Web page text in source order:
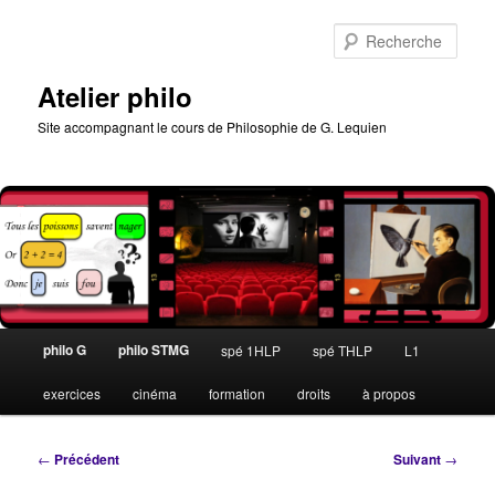
Atelier philo
Site accompagnant le cours de Philosophie de G. Lequien
principal
philo G philo STMG spé 1HLP spé THLP L1
exercices cinéma formation droits à propos
Navigation
← Précédent Suivant →